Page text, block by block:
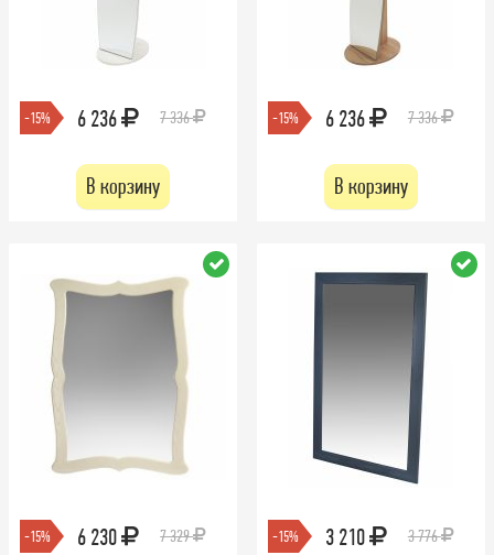
-15% 6 236 7 336
В корзину
-15% 6 236 7 336
В корзину
-15% 6 230 7 329 -15% 3 210 3 776